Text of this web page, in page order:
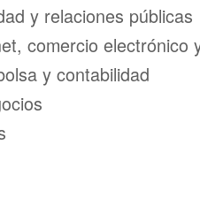
y relaciones públicas
comercio electrónico
y contabilidad